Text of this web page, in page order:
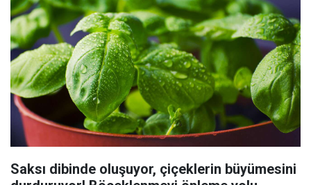
Saksı dibinde oluşuyor, çiçeklerin büyümesini